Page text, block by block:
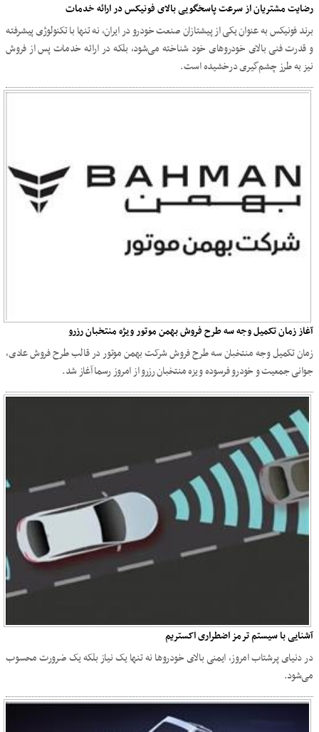
رضایت مشتریان از سرعت پاسخگویی بالای فونیکس در ارائه خدمات
برند فونیکس به عنوان یکی از پیشتازان صنعت خودرو در ایران، نه تنها با تکنولوژی پیشرفته
و قدرت فنی بالای خودروهای خود شناخته می‌شود، بلکه در ارائه خدمات پس از فروش
نیز به طرز چشم‌گیری درخشیده است.
آغاز زمان تکمیل وجه سه طرح فروش بهمن موتور ویژه منتخبان رزرو
زمان تکمیل وجه منتخبان سه طرح فروش شرکت بهمن موتور در قالب طرح فروش عادی،
جوانی جمعیت و خودرو فرسوده ویزه منتخبان رزرو از امروز رسما آغاز شد.
آشنایی با سیستم ترمز اضطراری اکستریم
در دنیای پرشتاب امروز، ایمنی بالای خودروها نه تنها یک نیاز بلکه یک ضرورت محسوب
می‌شود.